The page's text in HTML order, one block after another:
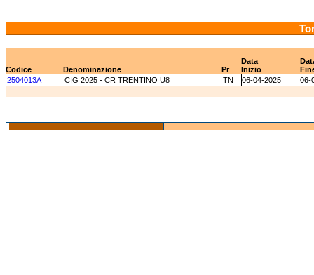
Data
Codice
Denominazione Pr Inizio
2504013A
CIG 2025 - CR TRENTINO U8 TN 06-04-2025 06-